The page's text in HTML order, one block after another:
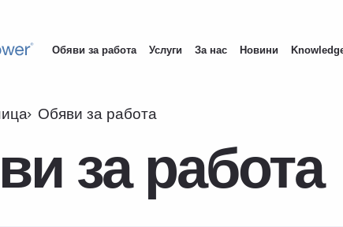
Обяви за работа Услуги За нас Новини
Обяви за работа
за работа